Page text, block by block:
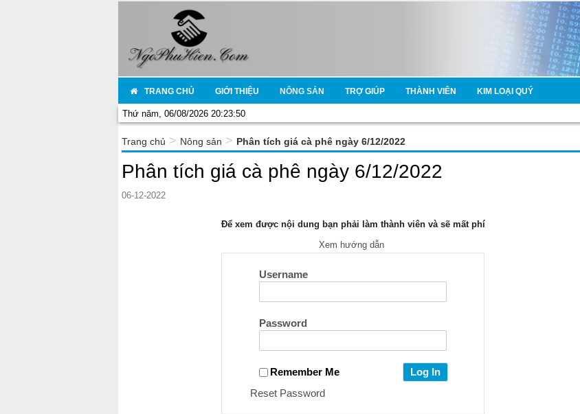
TRANG CHỦ GIỚI THIỆU NÔNG SẢN TRỢ GIÚP THÀNH VIÊN KIM LOẠI QUÝ
Thứ năm, 06/08/2026 20:23:50
Trang chủ > Nông sản > Phân tích giá cà phê ngày 6/12/2022
Phân tích giá cà phê ngày 6/12/2022
06-12-2022
Để xem được nội dung bạn phải làm thành viên và sẽ mất phí
Xem hướng dẫn
Username
Password
Remember Me
Reset Password